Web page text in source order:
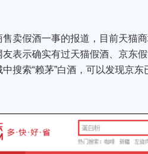
假酒一事的报道，目前天猫商
表示确实有过天猫假酒、京东
搜索“赖茅”白酒，可以发现京